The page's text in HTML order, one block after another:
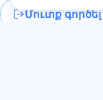
Մուտք գործել